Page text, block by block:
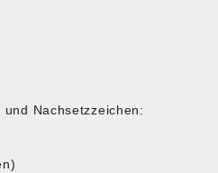
Nachsetzzeichen: